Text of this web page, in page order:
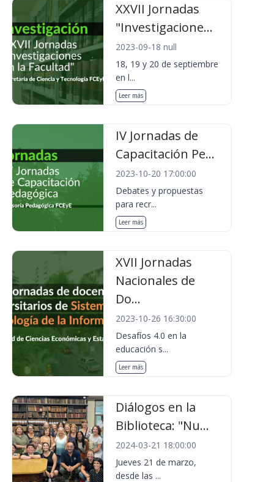
XXVII Jornadas
"Investigacione...
2023-09-18 null
18, 19 y 20 de septiembre
en l...
Leer más
IV Jornadas de
Capacitación Pe...
2023-10-20 17:00:00
Debates y propuestas
para recr...
Leer más
XVII Jornadas
Nacionales de
Do...
2023-10-26 16:30:00
Desafíos 4.0 en la
educación s...
Leer más
Diálogos en la
Biblioteca: "Nu...
2024-03-21 18:00:00
Jueves 21 de marzo,
desde las ...